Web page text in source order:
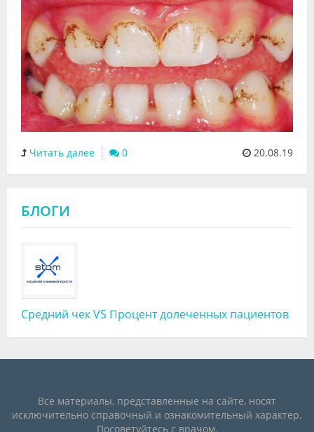
Читать далее 0 20.08.19
БЛОГИ
Средний чек VS Процент долеченных пациентов
Все материалы, представленные на сайте, носят
исключительно справочный и ознакомительный характер.
Посоветуйтесь с врачом.